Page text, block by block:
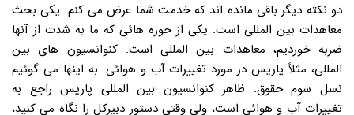
دو نکته دیگر باقی مانده اند که خدمت شما عرض می کنم. یکی بحث
معاهدات بین المللی است. یکی از حوزه هائی که ما به شدت از آنها
ضربه خوردیم، معاهدات بین المللی است. کنوانسیون های بین
المللی، مثلاً پاریس در مورد تغییرات آب و هوائی. به اینها می گوئیم
نسل سوم حقوق. ظاهر کنوانسیون بین المللی پاریس راجع به
تغییرات آب و هوائی است، ولی وقتی دستور دبیرکل را نگاه می کنید،